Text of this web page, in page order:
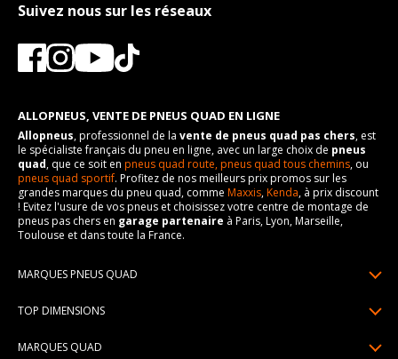
Suivez nous sur les réseaux
ALLOPNEUS, VENTE DE PNEUS QUAD EN LIGNE
Allopneus, professionnel de la vente de pneus quad pas chers, est
le spécialiste français du pneu en ligne, avec un large choix de pneus
quad, que ce soit en pneus quad route,pneus quad tous chemins, ou
pneus quad sportif. Profitez de nos meilleurs prix promos sur les
grandes marques du pneu quad, comme Maxxis,Kenda, à prix discount
! Evitez l'usure de vos pneus et choisissez votre centre de montage de
pneus pas chers en garage partenaire à Paris, Lyon, Marseille,
Toulouse et dans toute la France.
MARQUES PNEUS QUAD
Pneus BKT
TOP DIMENSIONS
MARQUES QUAD